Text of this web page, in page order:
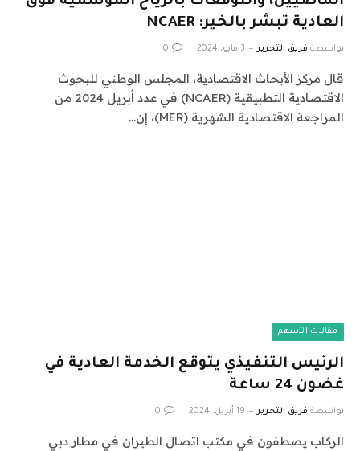
العادية تبشر بالخير: NCAER
بواسطة فريق التحرير 3 مايو، 2024 0
قال مركز الأبحاث الاقتصادية، المجلس الوطني للبحوث
الاقتصادية التطبيقية (NCAER) في عدد أبريل 2024 من
المراجعة الاقتصادية الشهرية (MER)، إن…
مقالات الأسهم
الرئيس التنفيذي يتوقع الخدمة العادية في
غضون 24 ساعة
بواسطة فريق التحرير 19 أبريل، 2024 0
الركاب يصطفون في مكتب اتصال الطيران في مطار دبي